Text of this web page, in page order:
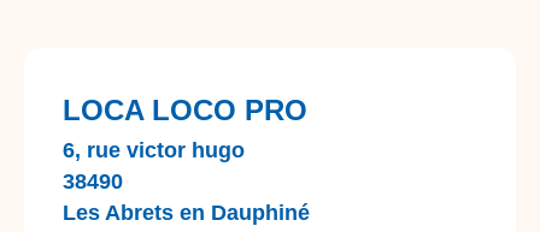
LOCA LOCO PRO
6, rue victor hugo
38490
Les Abrets en Dauphiné